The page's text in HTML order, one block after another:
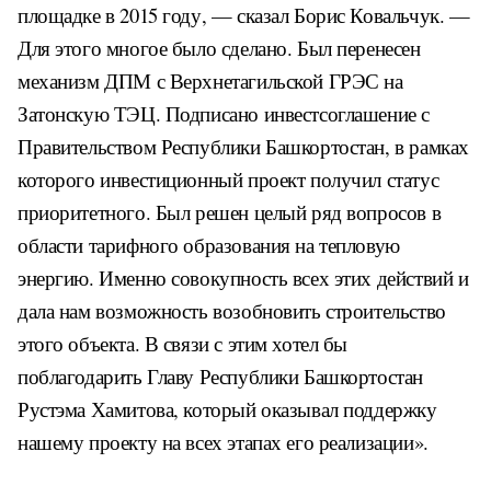
площадке в 2015 году, — сказал Борис Ковальчук. —
Для этого многое было сделано. Был перенесен
механизм ДПМ с Верхнетагильской ГРЭС на
Затонскую ТЭЦ. Подписано инвестсоглашение с
Правительством Республики Башкортостан, в рамках
которого инвестиционный проект получил статус
приоритетного. Был решен целый ряд вопросов в
области тарифного образования на тепловую
энергию. Именно совокупность всех этих действий и
дала нам возможность возобновить строительство
этого объекта. В связи с этим хотел бы
поблагодарить Главу Республики Башкортостан
Рустэма Хамитова, который оказывал поддержку
нашему проекту на всех этапах его реализации».